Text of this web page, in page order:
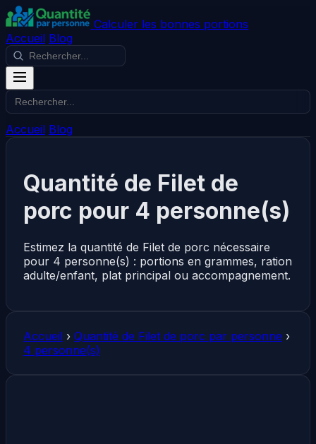
Calculer les bonnes portions
Accueil Blog
Accueil Blog
Quantité de Filet de
porc pour 4 personne(s)
Estimez la quantité de Filet de porc nécessaire
pour 4 personne(s) : portions en grammes, ration
adulte/enfant, plat principal ou accompagnement.
Accueil › Quantité de Filet de porc par personne ›
4 personne(s)